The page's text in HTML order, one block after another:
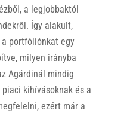
a legjobbaktól
Így alakult,
portfóliónkat egy
milyen irányba
Agárdinál mindig
kihívásoknak és a
ezért már a